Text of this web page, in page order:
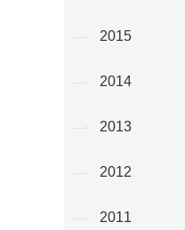
2015
2014
2013
2012
2011